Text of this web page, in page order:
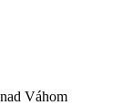
Váhom